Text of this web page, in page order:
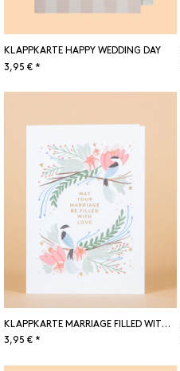
KLAPPKARTE HAPPY WEDDING DAY
3,95 € *
KLAPPKARTE MARRIAGE FILLED WITH LOVE
3,95 € *